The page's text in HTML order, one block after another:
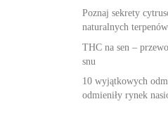
Poznaj sekrety
naturalnych terpenów
THC na sen –
snu
10 wyjątkowych
odmieniły rynek